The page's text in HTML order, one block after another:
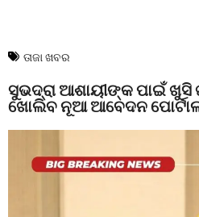
ତାଜା ଖବର
ସୁଭଦ୍ରା ଆଶାୟୀଙ୍କ ପାଇଁ
ଖୋଲିବ ନୂଆ ଆବେଦନ